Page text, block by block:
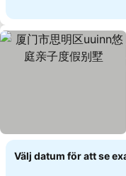
Välj datum för att se